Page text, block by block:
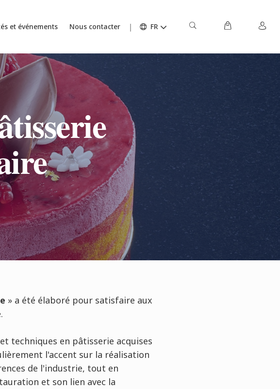
et événements Nous contacter FR
» a été élaboré pour satisfaire aux
techniques en pâtisserie acquises
l'accent sur la réalisation
de l'industrie, tout en
et son lien avec la